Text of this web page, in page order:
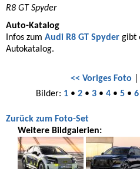
R8 GT Spyder
Auto-Katalog
Infos zum Audi R8 GT Spyder gibt
Autokatalog.
<< Voriges Foto |
Bilder: 1• 2• 3• 4• 5• 6
Zurück zum Foto-Set
Weitere Bildgalerien: